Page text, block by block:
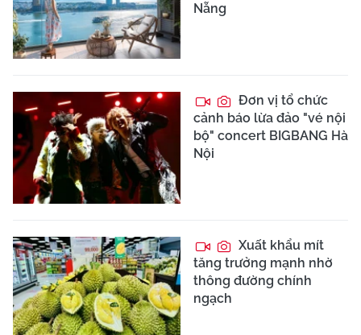
Nẵng
Đơn vị tổ chức
cảnh báo lừa đảo "vé nội
bộ" concert BIGBANG Hà
Nội
Xuất khẩu mít
tăng trưởng mạnh nhờ
thông đường chính
ngạch